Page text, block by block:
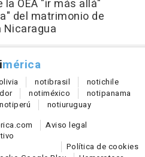
la OEA "ir más allá"
del matrimonio de
Nicaragua
mérica
notibrasil notichile
notiméxico notipanama
notiperú notiuruguay
Aviso legal
Política de cookies